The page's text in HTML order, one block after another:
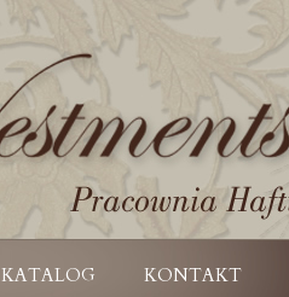
KATALOG KONTAKT